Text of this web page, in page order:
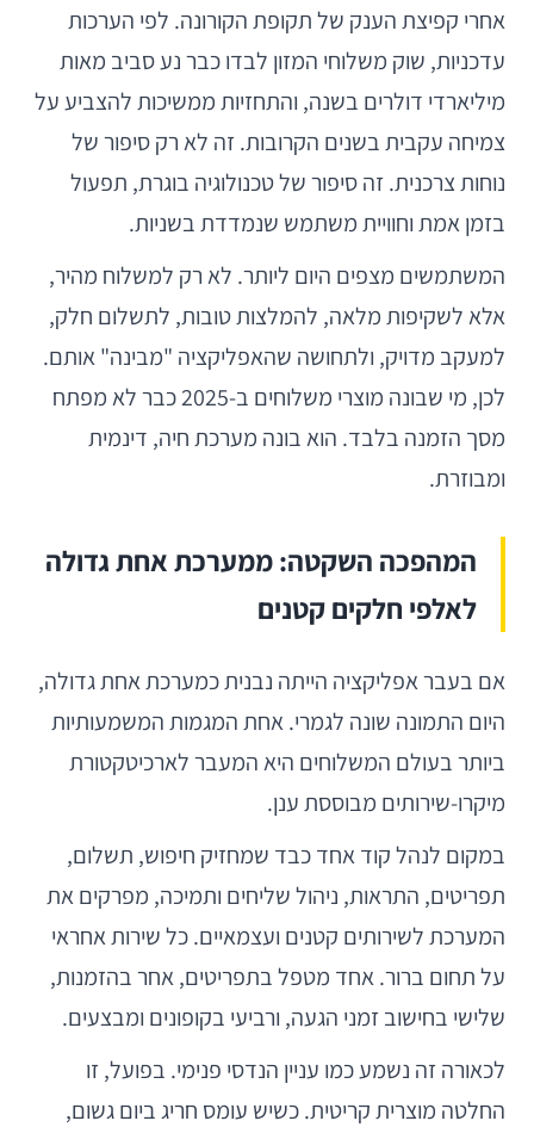
אחרי קפיצת הענק של תקופת הקורונה. לפי הערכות
עדכניות, שוק משלוחי המזון לבדו כבר נע סביב מאות
מיליארדי דולרים בשנה, והתחזיות ממשיכות להצביע על
צמיחה עקבית בשנים הקרובות. זה לא רק סיפור של
נוחות צרכנית. זה סיפור של טכנולוגיה בוגרת, תפעול
בזמן אמת וחוויית משתמש שנמדדת בשניות.
המשתמשים מצפים היום ליותר. לא רק למשלוח מהיר,
אלא לשקיפות מלאה, להמלצות טובות, לתשלום חלק,
למעקב מדויק, ולתחושה שהאפליקציה "מבינה" אותם.
לכן, מי שבונה מוצרי משלוחים ב-2025 כבר לא מפתח
מסך הזמנה בלבד. הוא בונה מערכת חיה, דינמית
ומבוזרת.
המהפכה השקטה: ממערכת אחת גדולה
לאלפי חלקים קטנים
אם בעבר אפליקציה הייתה נבנית כמערכת אחת גדולה,
היום התמונה שונה לגמרי. אחת המגמות המשמעותיות
ביותר בעולם המשלוחים היא המעבר לארכיטקטורת
מיקרו-שירותים מבוססת ענן.
במקום לנהל קוד אחד כבד שמחזיק חיפוש, תשלום,
תפריטים, התראות, ניהול שליחים ותמיכה, מפרקים את
המערכת לשירותים קטנים ועצמאיים. כל שירות אחראי
על תחום ברור. אחד מטפל בתפריטים, אחר בהזמנות,
שלישי בחישוב זמני הגעה, ורביעי בקופונים ומבצעים.
לכאורה זה נשמע כמו עניין הנדסי פנימי. בפועל, זו
החלטה מוצרית קריטית. כשיש עומס חריג ביום גשום,